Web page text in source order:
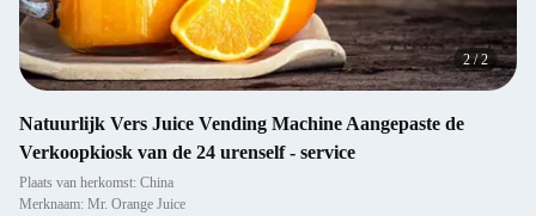
2/2
Natuurlijk Vers Juice Vending Machine Aangepaste de
Verkoopkiosk van de 24 urenself - service
Plaats van herkomst: China
Merknaam: Mr. Orange Juice